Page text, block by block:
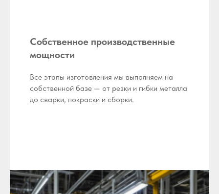
Собственное производственные
мощности
Все этапы изготовления мы выполняем на
собственной базе — от резки и гибки металла
до сварки, покраски и сборки.